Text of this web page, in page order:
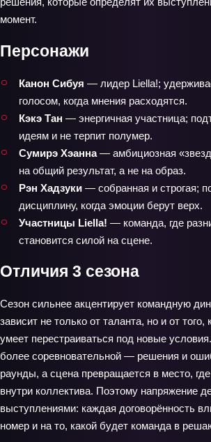
момент.
Персонажи
Канон Сибуя — лидер Liella!;
голосом, когда мнения расходятся.
Кэкэ Тан — энергичная участница;
идеям и не терпит полумер.
Сумирэ Хэанна— амбициозная
на общий результат, а не на образ.
Рэн Хадзуки — собранная и строгая;
дисциплину, когда эмоции берут верх.
Участницы Liella! — команда, где
становится силой на сцене.
Отличия 3 сезона
Сезон сильнее акцентирует командную
зависит не только от таланта, но и от того,
умеет перестраиваться под новые
более соревновательной — решения и
раунды, а сцена превращается в место,
внутри коллектива. Поэтому напряжение
выступлениями: каждая договорённость
номер и на то, какой будет команда в